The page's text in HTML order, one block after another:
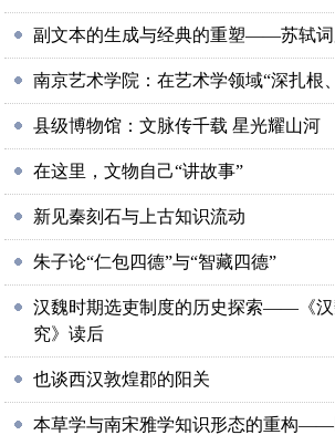
副文本的生成与经典的重塑——苏轼词
南京艺术学院：在艺术学领域“深扎根
县级博物馆：文脉传千载 星光耀山河
在这里，文物自己“讲故事”
新见秦刻石与上古知识流动
朱子论“仁包四德”与“智藏四德”
汉魏时期选吏制度的历史探索——《
究》读后
也谈西汉敦煌郡的阳关
本草学与南宋雅学知识形态的重构——